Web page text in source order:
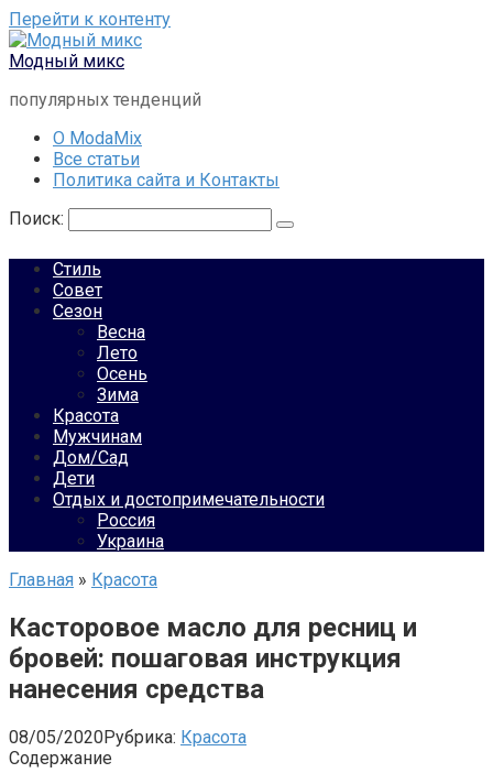
Перейти к контенту
Модный микс
популярных тенденций
О ModaMix
Все статьи
Политика сайта и Контакты
Поиск:
Стиль
Совет
Сезон
Весна
Лето
Осень
Зима
Красота
Мужчинам
Дом/Сад
Дети
Отдых и достопримечательности
Россия
Украина
Главная » Красота
Касторовое масло для ресниц и
бровей: пошаговая инструкция
нанесения средства
08/05/2020Рубрика: Красота
Содержание